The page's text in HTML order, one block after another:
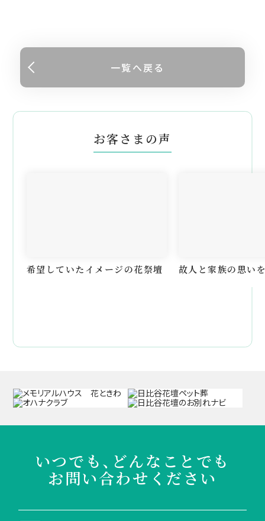
一覧へ戻る
お客さまの声
希望していたイメージの花祭壇 故人と家族の思い
いつでも、どんなことでも
お問い合わせください